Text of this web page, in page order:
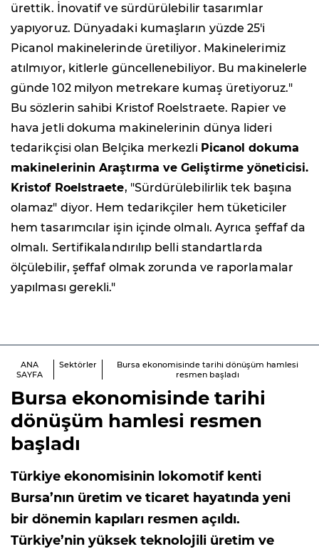
ürettik. İnovatif ve sürdürülebilir tasarımlar
yapıyoruz. Dünyadaki kumaşların yüzde 25'i
Picanol makinelerinde üretiliyor. Makinelerimiz
atılmıyor, kitlerle güncellenebiliyor. Bu makinelerle
günde 102 milyon metrekare kumaş üretiyoruz."
Bu sözlerin sahibi Kristof Roelstraete. Rapier ve
hava jetli dokuma makinelerinin dünya lideri
tedarikçisi olan Belçika merkezli Picanol dokuma
makinelerinin Araştırma ve Geliştirme yöneticisi.
Kristof Roelstraete, "Sürdürülebilirlik tek başına
olamaz" diyor. Hem tedarikçiler hem tüketiciler
hem tasarımcılar işin içinde olmalı. Ayrıca şeffaf da
olmalı. Sertifikalandırılıp belli standartlarda
ölçülebilir, şeffaf olmak zorunda ve raporlamalar
yapılması gerekli."
ANA
SAYFA
Sektörler
Bursa ekonomisinde tarihi dönüşüm hamlesi
resmen başladı
Bursa ekonomisinde tarihi
dönüşüm hamlesi resmen
başladı
Türkiye ekonomisinin lokomotif kenti
Bursa’nın üretim ve ticaret hayatında yeni
bir dönemin kapıları resmen açıldı.
Türkiye’nin yüksek teknolojili üretim ve